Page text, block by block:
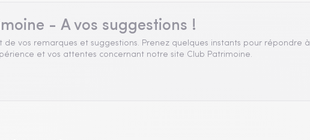
- A vos suggestions !
vos remarques et suggestions. Prenez quelques instants pour répondre à
et vos attentes concernant notre site Club Patrimoine.